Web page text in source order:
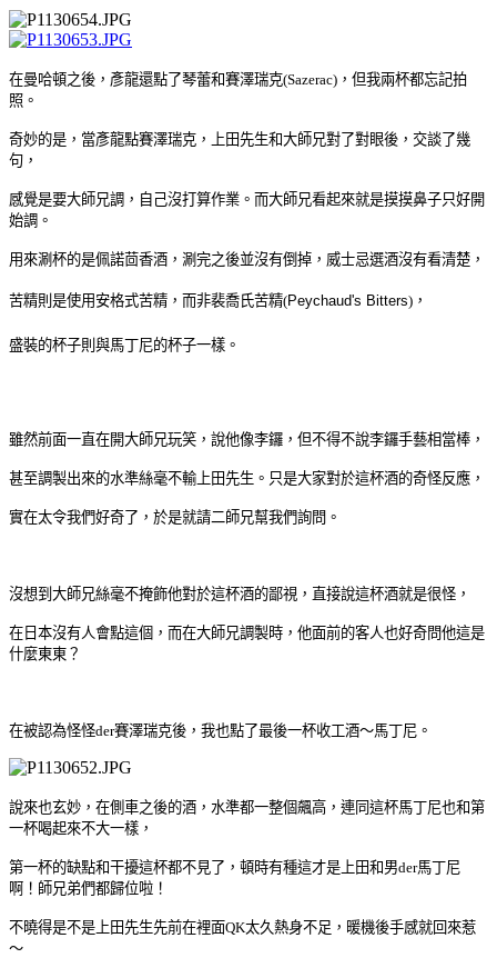
在曼哈頓之後，彥龍還點了琴蕾和賽澤瑞克(Sazerac)，但我兩杯都忘記拍
照。
奇妙的是，當彥龍點賽澤瑞克，
上田先生和大師兄對了對眼後，交談了幾
句，
感覺是要大師兄調，自己沒打算作業。而大師兄看起來就是摸摸鼻子只好開
始調。
用來涮杯的是佩諾茴香酒，涮完之後並沒有倒掉，威士忌選酒沒有看清楚，
苦精則是使用安格式苦精，而非裴喬氏苦精(Peychaud's Bitters)，
盛裝的杯子則與馬丁尼的杯子一樣。
雖然前面一直在開大師兄玩笑，說他像李鑼，但不得不說李鑼手藝相當棒，
甚至調製出來的水準絲毫不輸上田先生。只是大家對於這杯酒的奇怪反應，
實在太令我們好奇了，於是就請二師兄幫我們詢問。
沒想到大師兄絲毫不掩飾他對於這杯酒的鄙視， 直接說這杯酒就是很怪，
在日本沒有人會點這個， 而在大師兄調製時，他面前的客人也好奇問他這是
什麼東東 ？
在被認為怪怪der賽澤瑞克後，我也點了最後一杯收工酒～馬丁尼。
說來也玄妙，在側車之後的酒，水準都一整個飆高，連同這杯馬丁尼也和第
一杯喝起來不大一樣，
第一杯的缺點和干擾這杯都不見了，頓時有種這才是上田和男der馬丁尼
啊 ！ 師兄弟們都歸位啦 ！
不曉得是不是上田先生先前在裡面QK太久熱身不足，暖機後手感就回來惹
～